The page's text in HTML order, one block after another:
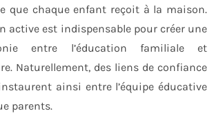
que chaque enfant reçoit à la maison.
active est indispensable pour créer une
entre l’éducation familiale et
Naturellement, des liens de confiance
ainsi entre l’équipe éducative
parents.